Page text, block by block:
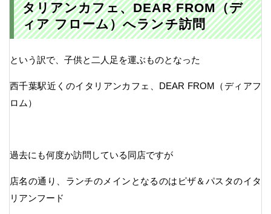
タリアンカフェ、DEAR FROM（デ
ィア フローム）へランチ訪問
という訳で、子供と二人足を運ぶものとなった
西千葉駅近くのイタリアンカフェ、DEAR FROM（ディアフ
ロム）
過去にも何度か訪問している同店ですが
店名の通り、ランチのメインとなるのはピザ＆パスタのイタ
リアンフード